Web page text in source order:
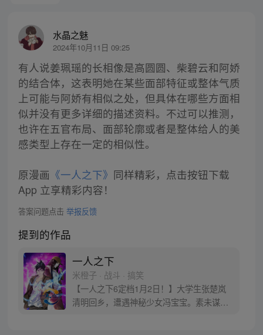
水晶之魅
2024年10月11日 09:25
有人说姜珮瑶的长相像是高圆圆、柴碧云和阿娇
的结合体，这表明她在某些面部特征或整体气质
上可能与阿娇有相似之处，但具体在哪些方面相
似并没有更多详细的描述资料。不过可以推测，
也许在五官布局、面部轮廓或者是整体给人的美
感类型上存在一定的相似性。
原漫画 《一人之下》 同样精彩，点击按钮下载
App 立享精彩内容！
答案问题点击 举报反馈
提到的作品
一人之下
米橙子 · 战斗 · 搞笑
【一人之下6定档1月2日！】大学生张楚岚
清明回乡，遭遇神秘少女冯宝宝。素未谋面